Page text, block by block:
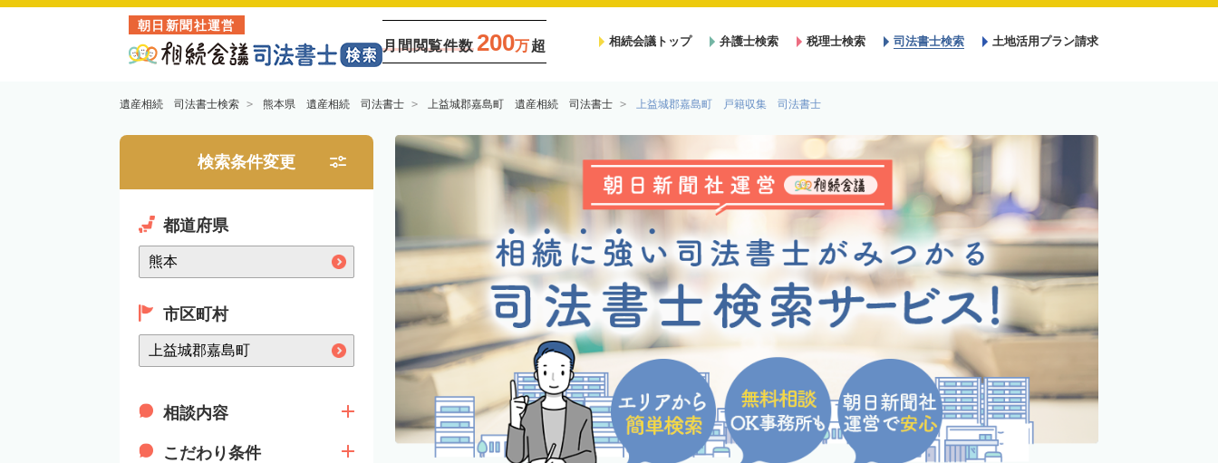
朝日新聞社運営
月間閲覧件数 200万超 相続会議トップ 弁護士検索 税理士検索 司法書士検索 土地活用プラン請求
遺産相続 司法書士検索 熊本県 遺産相続 司法書士 上益城郡嘉島町 遺産相続 司法書士 上益城郡嘉島町 戸籍収集 司法書士
検索条件変更
都道府県
市区町村
相談内容
こだわり条件